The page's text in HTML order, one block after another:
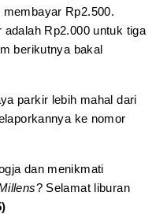
Rp2.500.
Rp2.000 untuk tiga
berikutnya bakal
parkir lebih mahal dari
ke nomor
dan menikmati
? Selamat liburan